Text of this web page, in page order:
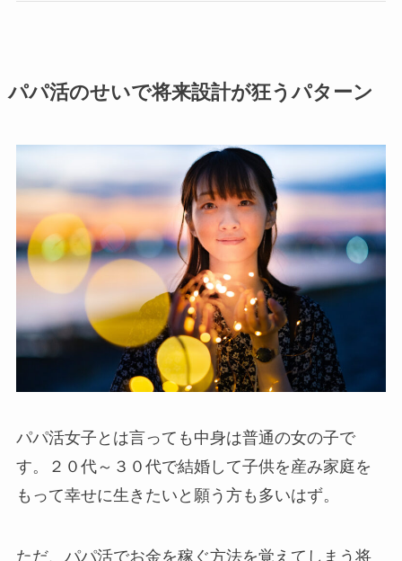
パパ活のせいで将来設計が狂うパターン
パパ活女子とは言っても中身は普通の女の子で
す。２０代～３０代で結婚して子供を産み家庭を
もって幸せに生きたいと願う方も多いはず。
ただ、パパ活でお金を稼ぐ方法を覚えてしまう将